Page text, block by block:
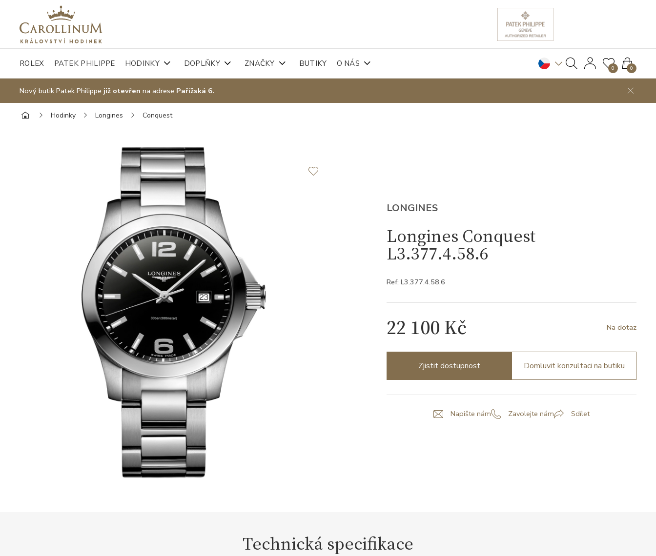
ROLEX PATEK PHILIPPE HODINKY DOPLŇKY ZNAČKY BUTIKY O NÁS 0 0
Nový butik Patek Philippe již otevřen na adrese Pařížská 6.
Hodinky Longines Conquest
LONGINES
Longines Conquest
L3.377.4.58.6
Ref: L3.377.4.58.6
22 100 Kč Na dotaz
Zjistit dostupnost Domluvit konzultaci na butiku
Napište nám Zavolejte nám Sdílet
Technická specifikace